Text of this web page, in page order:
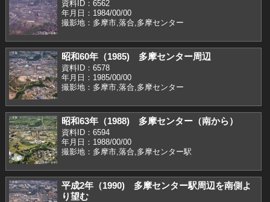
資料ID：6562
年月日：1984/00/00
撮影地：多摩市,落合,多摩センター
昭和60年（1985) 多摩センター周辺
資料ID：6578
年月日：1985/00/00
撮影地：多摩市,落合,多摩センター
昭和63年（1988) 多摩センター（南から）
資料ID：6594
年月日：1988/00/00
撮影地：多摩市,落合,多摩センター駅
平成2年（1990) 多摩センター駅周辺を南側よ
り望む